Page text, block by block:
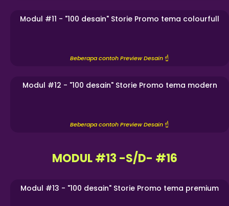
Modul #11 - "100 desain" Storie Promo tema colourfull
Beberapa contoh Preview Desain ☝️
Modul #12 - "100 desain" Storie Promo tema modern
Beberapa contoh Preview Desain ☝️
MODUL #13 -S/D- #16
Modul #13 - "100 desain" Storie Promo tema premium